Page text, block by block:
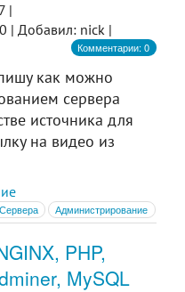
|
|Добавил: nick |
Комментарии: 0
как можно
сервера
источника для
на видео из
Сервера Администрирование
PHP,
MySQL